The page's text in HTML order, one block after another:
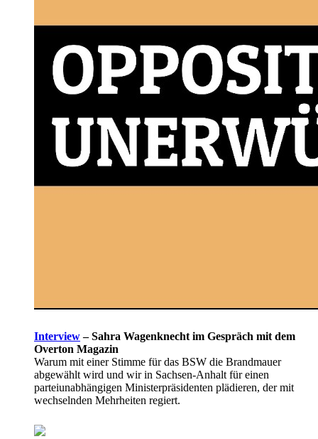
Interview– Sahra Wagenknecht im Gespräch mit dem
Overton Magazin
Warum mit einer Stimme für das BSW die Brandmauer
abgewählt wird und wir in Sachsen-Anhalt für einen
parteiunabhängigen Ministerpräsidenten plädieren, der mit
wechselnden Mehrheiten regiert.